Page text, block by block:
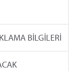
BİLGİLERİ